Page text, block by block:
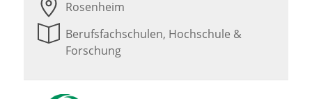
Rosenheim
Berufsfachschulen, Hochschule &
Forschung